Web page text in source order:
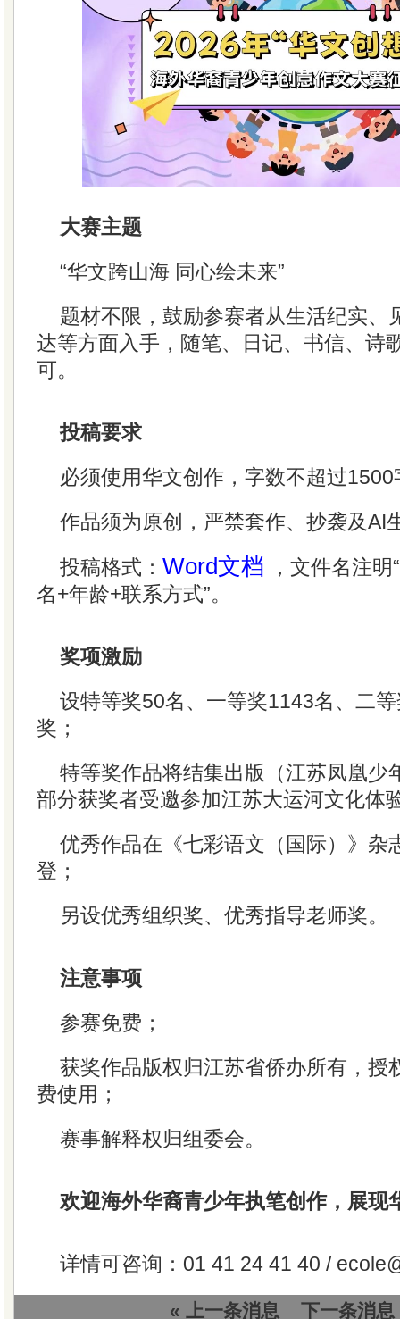
大赛主题
“华文跨山海 同心绘未来”
题材不限，鼓励参赛者从生活纪实、
达等方面入手，随笔、日记、书信、诗
可。
投稿要求
必须使用华文创作，字数不超过1500
作品须为原创，严禁套作、抄袭及AI
投稿格式： Word文档 ，文件名注
名+年龄+联系方式”。
奖项激励
设特等奖50名、一等奖1143名、二
奖；
特等奖作品将结集出版（江苏凤凰少
部分获奖者受邀参加江苏大运河文化体
优秀作品在《七彩语文（国际）》杂
登；
另设优秀组织奖、优秀指导老师奖。
注意事项
参赛免费；
获奖作品版权归江苏省侨办所有，授
费使用；
赛事解释权归组委会。
欢迎海外华裔青少年执笔创作，展现
详情可咨询：01 41 24 41 40 /
« 上一条消息 下一条消息